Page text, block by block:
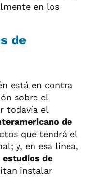
en los
de
está en contra
sobre el
todavía el
de
que tendrá el
y, en esa línea,
estudios de
instalar